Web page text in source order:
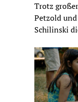
Trotz
Petzold
Schilinski